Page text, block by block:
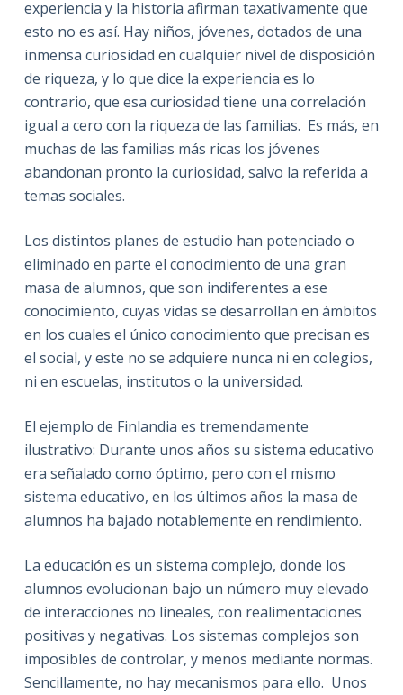
experiencia y la historia afirman taxativamente que
esto no es así. Hay niños, jóvenes, dotados de una
inmensa curiosidad en cualquier nivel de disposición
de riqueza, y lo que dice la experiencia es lo
contrario, que esa curiosidad tiene una correlación
igual a cero con la riqueza de las familias. Es más, en
muchas de las familias más ricas los jóvenes
abandonan pronto la curiosidad, salvo la referida a
temas sociales.
Los distintos planes de estudio han potenciado o
eliminado en parte el conocimiento de una gran
masa de alumnos, que son indiferentes a ese
conocimiento, cuyas vidas se desarrollan en ámbitos
en los cuales el único conocimiento que precisan es
el social, y este no se adquiere nunca ni en colegios,
ni en escuelas, institutos o la universidad.
El ejemplo de Finlandia es tremendamente
ilustrativo: Durante unos años su sistema educativo
era señalado como óptimo, pero con el mismo
sistema educativo, en los últimos años la masa de
alumnos ha bajado notablemente en rendimiento.
La educación es un sistema complejo, donde los
alumnos evolucionan bajo un número muy elevado
de interacciones no lineales, con realimentaciones
positivas y negativas. Los sistemas complejos son
imposibles de controlar, y menos mediante normas.
Sencillamente, no hay mecanismos para ello. Unos